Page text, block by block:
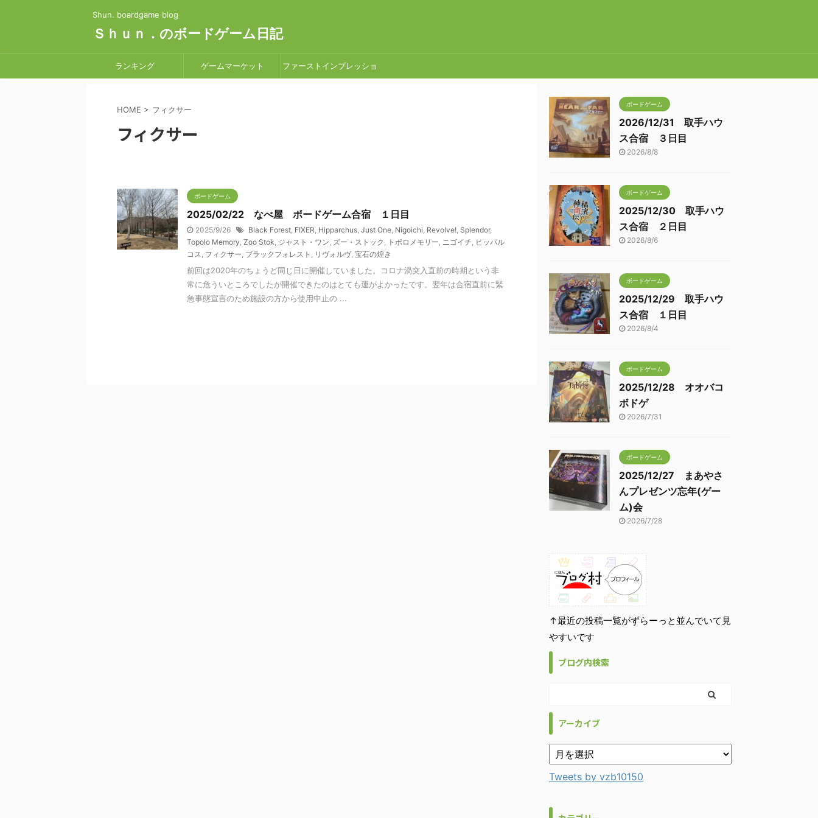
Shun. boardgame blog
Ｓｈｕｎ．のボードゲーム日記
ランキング ゲームマーケット ファーストインプレッショ
HOME > フィクサー
フィクサー
ボードゲーム
2025/02/22 なべ屋 ボードゲーム合宿 １日目
2025/9/26 Black Forest, FIXER, Hipparchus, Just One, Nigoichi, Revolve!, Splendor,
Topolo Memory, Zoo Stok, ジャスト・ワン, ズー・ストック , トポロメモリー, ニゴイチ, ヒッパル
コス, フィクサー, ブラックフォレスト , リヴォルヴ, 宝石の煌き
前回は2020年のちょうど同じ日に開催していました。コロナ渦突入直前の時期という非
常に危ういところでしたが開催できたのはとても運がよかったです。翌年は合宿直前に緊
急事態宣言のため施設の方から使用中止の ...
ボードゲーム
2026/12/31 取手ハウ
ス合宿 ３日目
2026/8/8
ボードゲーム
2025/12/30 取手ハウ
ス合宿 ２日目
2026/8/6
ボードゲーム
2025/12/29 取手ハウ
ス合宿 １日目
2026/8/4
ボードゲーム
2025/12/28 オオバコ
ボドゲ
2026/7/31
ボードゲーム
2025/12/27 まあやさ
んプレゼンツ忘年(ゲー
ム)会
2026/7/28
↑最近の投稿一覧がずらーっと並んでいて見
やすいです
ブログ内検索
アーカイブ
Tweets by vzb10150